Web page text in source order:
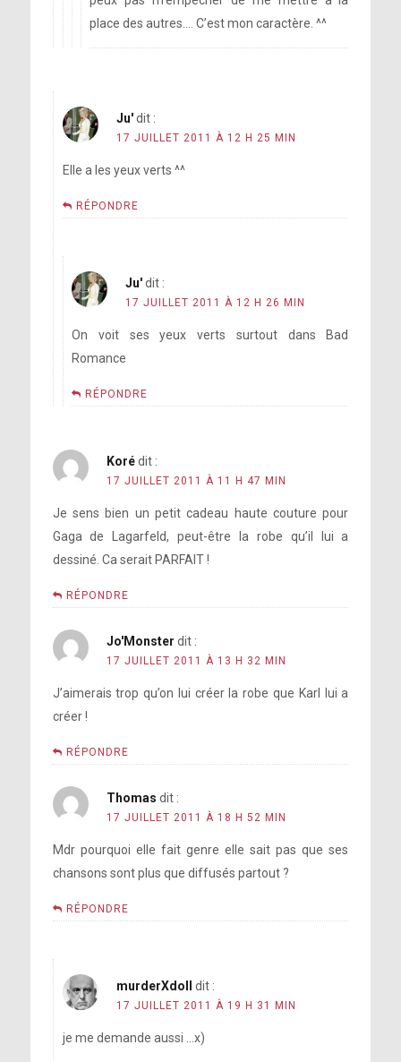
place des autres…. C’est mon caractère. ^^
Ju' dit :
17 JUILLET 2011 À 12 H 25 MIN
Elle a les yeux verts ^^
RÉPONDRE
Ju'dit :
17 JUILLET 2011 À 12 H 26 MIN
On voit ses yeux verts surtout dans Bad
Romance
RÉPONDRE
Koré dit :
17 JUILLET 2011 À 11 H 47 MIN
Je sens bien un petit cadeau haute couture pour
Gaga de Lagarfeld, peut-être la robe qu’il lui a
dessiné. Ca serait PARFAIT !
RÉPONDRE
Jo'Monster dit :
17 JUILLET 2011 À 13 H 32 MIN
J’aimerais trop qu’on lui créer la robe que Karl lui a
créer !
RÉPONDRE
Thomas dit :
17 JUILLET 2011 À 18 H 52 MIN
Mdr pourquoi elle fait genre elle sait pas que ses
chansons sont plus que diffusés partout ?
RÉPONDRE
murderXdoll dit :
17 JUILLET 2011 À 19 H 31 MIN
je me demande aussi …x)